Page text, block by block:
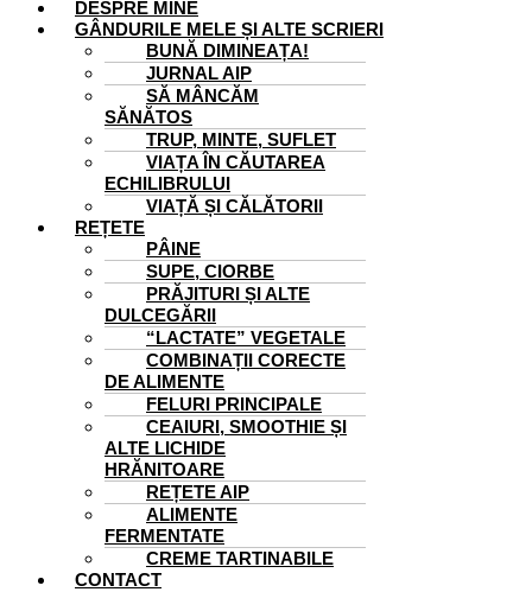
DESPRE MINE
GÂNDURILE MELE ȘI ALTE SCRIERI
BUNĂ DIMINEAȚA!
JURNAL AIP
SĂ MÂNCĂM
SĂNĂTOS
TRUP, MINTE, SUFLET
VIAȚA ÎN CĂUTAREA
ECHILIBRULUI
VIAȚĂ ȘI CĂLĂTORII
REȚETE
PÂINE
SUPE, CIORBE
PRĂJITURI ȘI ALTE
DULCEGĂRII
“LACTATE” VEGETALE
COMBINAȚII CORECTE
DE ALIMENTE
FELURI PRINCIPALE
CEAIURI, SMOOTHIE ȘI
ALTE LICHIDE
HRĂNITOARE
REȚETE AIP
ALIMENTE
FERMENTATE
CREME TARTINABILE
CONTACT